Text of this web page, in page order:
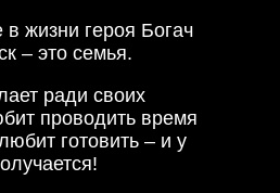
жизни героя Богач
– это семья.
ради своих
проводить время
готовить – и у